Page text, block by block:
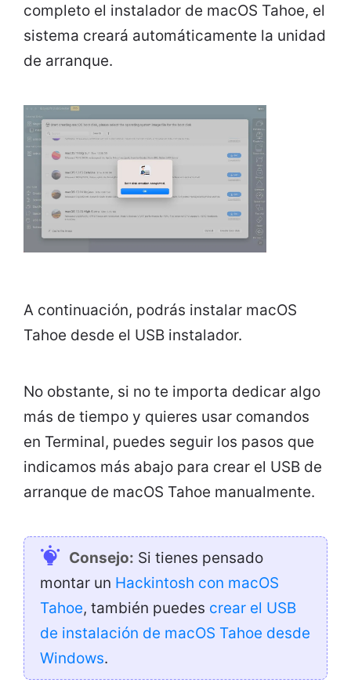
completo el instalador de macOS Tahoe, el
sistema creará automáticamente la unidad
de arranque.
A continuación, podrás instalar macOS
Tahoe desde el USB instalador.
No obstante, si no te importa dedicar algo
más de tiempo y quieres usar comandos
en Terminal, puedes seguir los pasos que
indicamos más abajo para crear el USB de
arranque de macOS Tahoe manualmente.
Consejo: Si tienes pensado
montar un Hackintosh con macOS
Tahoe, también puedes crear el USB
de instalación de macOS Tahoe desde
Windows.